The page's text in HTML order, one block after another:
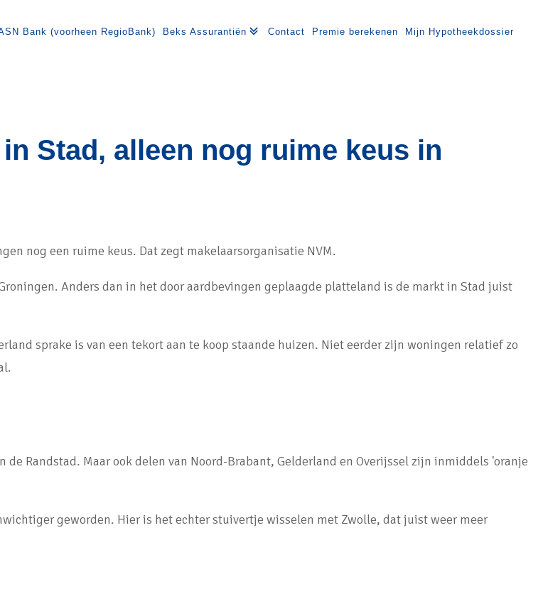
Bank (voorheen RegioBank) Beks Assurantiën Contact Premie berekenen Mijn Hypotheekdossier
Stad, alleen nog ruime keus in
nog een ruime keus. Dat zegt makelaarsorganisatie NVM.
Anders dan in het door aardbevingen geplaagde platteland is de markt in Stad juist
sprake is van een tekort aan te koop staande huizen. Niet eerder zijn woningen relatief zo
Randstad. Maar ook delen van Noord-Brabant, Gelderland en Overijssel zijn inmiddels 'oranje
geworden. Hier is het echter stuivertje wisselen met Zwolle, dat juist weer meer